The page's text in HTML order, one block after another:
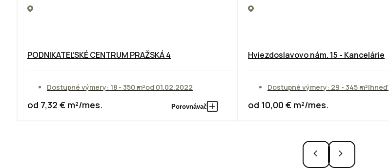
PODNIKATEĽSKÉ CENTRUM PRAŽSKÁ 4
Dostupné výmery: 18 - 350 m²od 01.02.2022
od 7,32 € m²/mes. Porovnávač
Hviezdoslavovo nám. 15 - Kancelárie
Dostupné výmery: 29 - 345 m²Ihneď
od 10,00 € m²/mes.